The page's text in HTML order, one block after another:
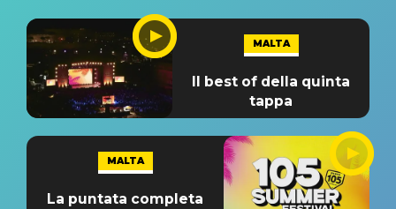
MALTA
Il best of della quinta
tappa
MALTA
La puntata completa